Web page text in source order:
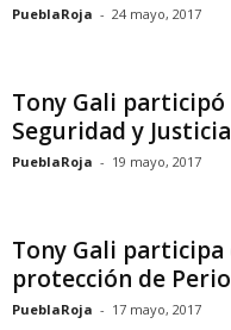
PueblaRoja - 24 mayo, 2017
Tony Gali
Seguridad y
PueblaRoja - 19 mayo, 2017
Tony Gali
protección de
PueblaRoja - 17 mayo, 2017